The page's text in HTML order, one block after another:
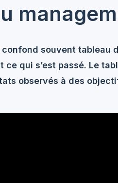
souvent tableau
qui s’est passé. Le
observés à des